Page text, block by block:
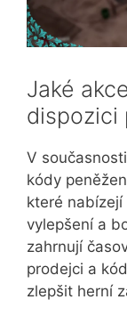
Jaké
dispozici
V
kódy
které
vylepšení a
zahrnují
prodejci a
zlepšit herní